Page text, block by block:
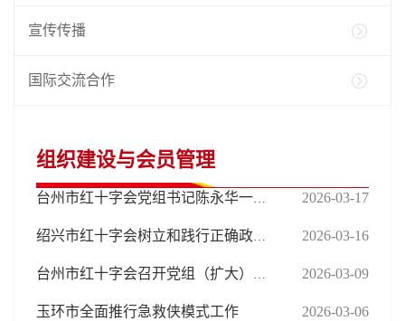
宣传传播
国际交流合作
组织建设与会员管理
台州市红十字会党组书记陈永华一行调研临海红十字工作 2026-03-17
绍兴市红十字会树立和践行正确政绩观学习教育动员部署暨2026年全面从严治党工作会议召开 2026-03-16
台州市红十字会召开党组（扩大）会议部署开展树立和践行正确政绩观学习教育 2026-03-09
玉环市全面推行急救侠模式工作 2026-03-06